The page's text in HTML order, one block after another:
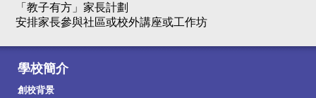
「教子有方」家長計劃
安排家長參與社區或校外講座或工作坊
學校簡介
創校背景